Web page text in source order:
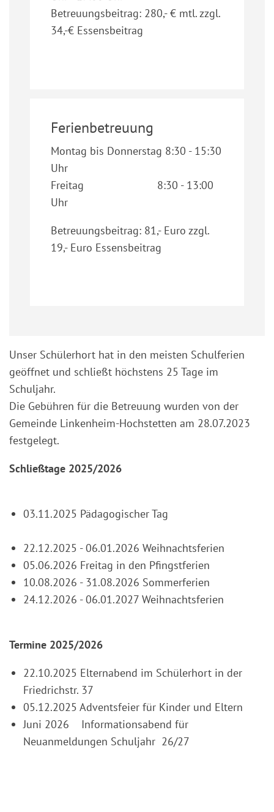
Betreuungsbeitrag: 280,- € mtl. zzgl.
34,-€ Essensbeitrag
Ferienbetreuung
Montag bis Donnerstag 8:30 - 15:30
Uhr
Freitag 8:30 - 13:00
Uhr
Betreuungsbeitrag: 81,- Euro zzgl.
19,- Euro Essensbeitrag
Unser Schülerhort hat in den meisten Schulferien
geöffnet und schließt höchstens 25 Tage im
Schuljahr.
Die Gebühren für die Betreuung wurden von der
Gemeinde Linkenheim-Hochstetten am 28.07.2023
festgelegt.
Schließtage 2025/2026
03.11.2025 Pädagogischer Tag
22.12.2025 - 06.01.2026 Weihnachtsferien
05.06.2026 Freitag in den Pfingstferien
10.08.2026 - 31.08.2026 Sommerferien
24.12.2026 - 06.01.2027 Weihnachtsferien
Termine 2025/2026
22.10.2025 Elternabend im Schülerhort in der
Friedrichstr. 37
05.12.2025 Adventsfeier für Kinder und Eltern
Juni 2026 Informationsabend für
Neuanmeldungen Schuljahr 26/27